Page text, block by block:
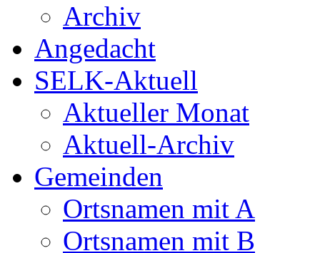
Archiv
Angedacht
SELK-Aktuell
Aktueller Monat
Aktuell-Archiv
Gemeinden
Ortsnamen mit A
Ortsnamen mit B